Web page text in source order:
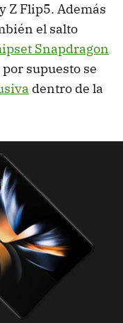
Z Flip5. Además
el salto
Snapdragon
supuesto se
dentro de la